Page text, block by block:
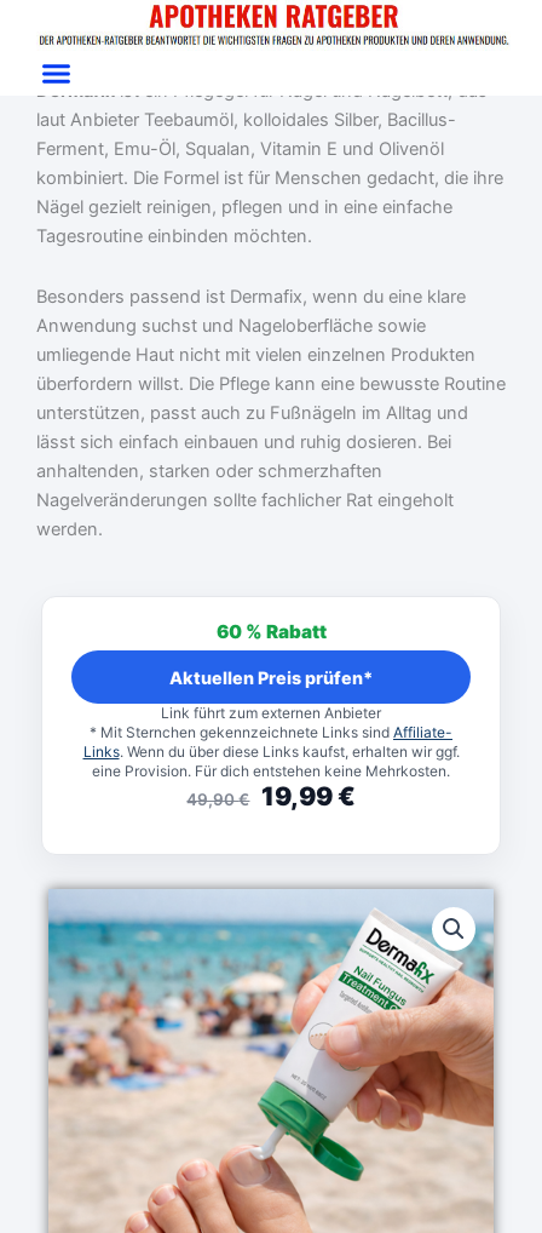
Inhalt
springen
/ Dermafix
Dermafix Test: Nagelpflegegel mit Teebaumöl
Dermafix ist ein Pflegegel für Nägel und Nagelbett, das
laut Anbieter Teebaumöl, kolloidales Silber, Bacillus-
Ferment, Emu-Öl, Squalan, Vitamin E und Olivenöl
kombiniert. Die Formel ist für Menschen gedacht, die ihre
Nägel gezielt reinigen, pflegen und in eine einfache
Tagesroutine einbinden möchten.
Besonders passend ist Dermafix, wenn du eine klare
Anwendung suchst und Nageloberfläche sowie
umliegende Haut nicht mit vielen einzelnen Produkten
überfordern willst. Die Pflege kann eine bewusste Routine
unterstützen, passt auch zu Fußnägeln im Alltag und
lässt sich einfach einbauen und ruhig dosieren. Bei
anhaltenden, starken oder schmerzhaften
Nagelveränderungen sollte fachlicher Rat eingeholt
werden.
60 % Rabatt
49,90€
war:
49,90 €
19,99€
19,99 €.
Aktuellen Preis prüfen*
Link führt zum externen Anbieter
* Mit Sternchen gekennzeichnete Links sind Affiliate-
Links. Wenn du über diese Links kaufst, erhalten wir ggf.
eine Provision. Für dich entstehen keine Mehrkosten.